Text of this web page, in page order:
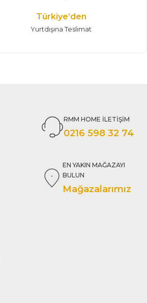
Türkiye’den
Yurtdışına Teslimat
RMM HOME İLETİŞİM
0216 598 32 74
EN YAKIN MAĞAZAYI
BULUN
Mağazalarımız